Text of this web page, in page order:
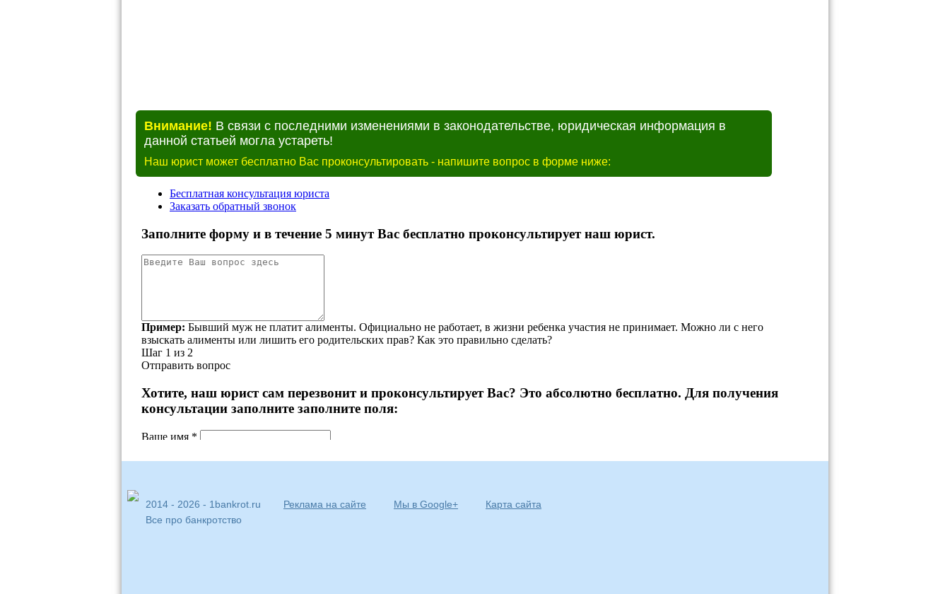
Внимание! В связи с последними изменениями в законодательстве, юридическая информация в
данной статьей могла устареть!
Наш юрист может бесплатно Вас проконсультировать - напишите вопрос в форме ниже:
2014 - 2026 - 1bankrot.ru
Все про банкротство
Реклама на сайте Мы в Google+ Карта сайта